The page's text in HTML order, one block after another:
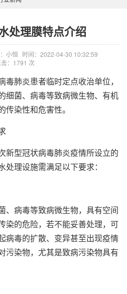
处理膜特点介绍
小恒 时间：2022-04-30 10:32:59
击：1791 次
肺炎患者临时定点收治单位，
细菌、病毒等致病微生物、有机
染性和危害性。
型冠状病毒肺炎疫情所设立的
理设施需满足以下要求：
病毒等致病微生物，具有空间
染的危险，若不能妥善处理，可
病毒的扩散、变异甚至出现疫情
污染物，尤其是致病污染物具有